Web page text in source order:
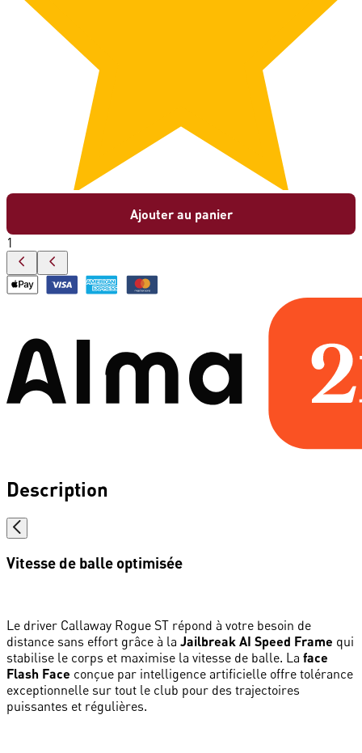
Ajouter au panier
1
Description
Vitesse de balle optimisée
Le driver Callaway Rogue ST répond à votre besoin de
distance sans effort grâce à la Jailbreak AI Speed Frame qui
stabilise le corps et maximise la vitesse de balle. La face
Flash Face conçue par intelligence artificielle offre tolérance
exceptionnelle sur tout le club pour des trajectoires
puissantes et régulières.